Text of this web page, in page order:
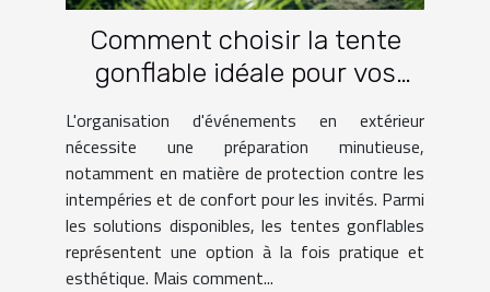
Comment choisir la tente
gonflable idéale pour vos
L'organisation d'événements en extérieur
nécessite une préparation minutieuse,
notamment en matière de protection contre les
intempéries et de confort pour les invités. Parmi
les solutions disponibles, les tentes gonflables
représentent une option à la fois pratique et
esthétique. Mais comment...